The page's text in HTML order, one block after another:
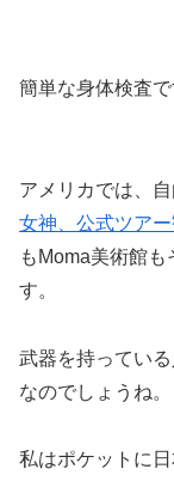
簡単な身体検査
アメリカでは、
女神、公式ツア
もMoma美術館
す。
武器を持ってい
なのでしょうね。
私はポケットに